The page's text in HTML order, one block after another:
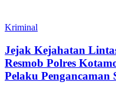
Kriminal
Jejak Kejahatan
Resmob Polres
Pelaku